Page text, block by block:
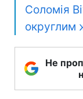
Соломія
округлим
Не